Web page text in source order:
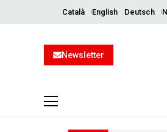
Català English Deutsch
Newsletter